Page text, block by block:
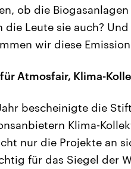
ob die
Leute sie auch?
wir diese
Atmosfair, Klima-
bescheinigte die
Klima-
nur die Projekte an
für das Siegel der